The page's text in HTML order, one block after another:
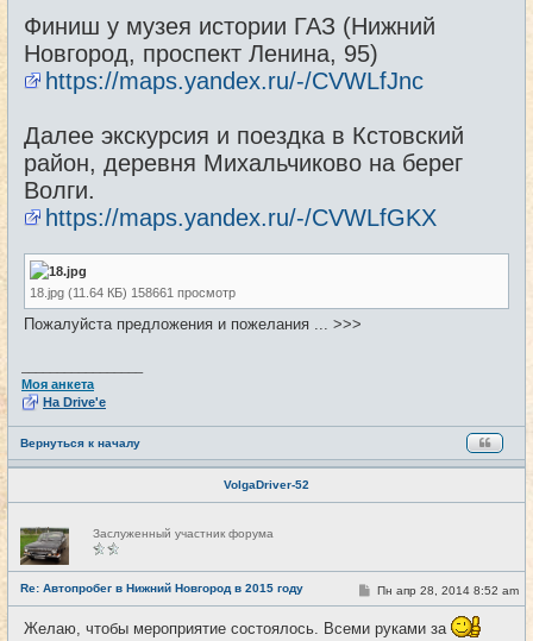
Финиш у музея истории ГАЗ (Нижний
Новгород, проспект Ленина, 95)
https://maps.yandex.ru/-/CVWLfJnc
Далее экскурсия и поездка в Кстовский
район, деревня Михальчиково на берег
Волги.
https://maps.yandex.ru/-/CVWLfGKX
18.jpg (11.64 КБ) 158661 просмотр
Пожалуйста предложения и пожелания ... >>>
Моя анкета
На Drive'e
Вернуться к началу
VolgaDriver-52
Н
е
в
с
е
т
и
Заслуженный участник форума
Re: Автопробег в Нижний Новгород в 2015 году #2
С
о
б
Пн апр 28, 2014 8:52 am
Желаю, чтобы мероприятие состоялось. Всеми руками за